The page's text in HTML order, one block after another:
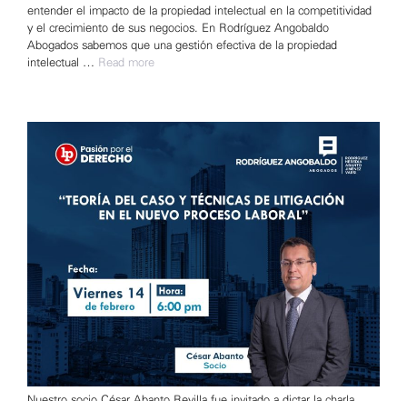
entender el impacto de la propiedad intelectual en la competitividad
y el crecimiento de sus negocios. En Rodríguez Angobaldo
Abogados sabemos que una gestión efectiva de la propiedad
intelectual … Read more